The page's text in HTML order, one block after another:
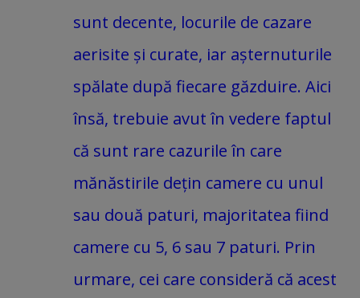
sunt decente, locurile de cazare
aerisite și curate, iar așternuturile
spălate după fiecare găzduire. Aici
însă, trebuie avut în vedere faptul
că sunt rare cazurile în care
mănăstirile dețin camere cu unul
sau două paturi, majoritatea fiind
camere cu 5, 6 sau 7 paturi. Prin
urmare, cei care consideră că acest